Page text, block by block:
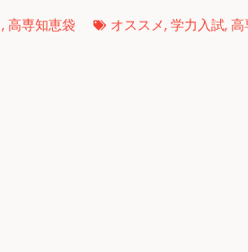
,高専知恵袋 オススメ,学力入試,高